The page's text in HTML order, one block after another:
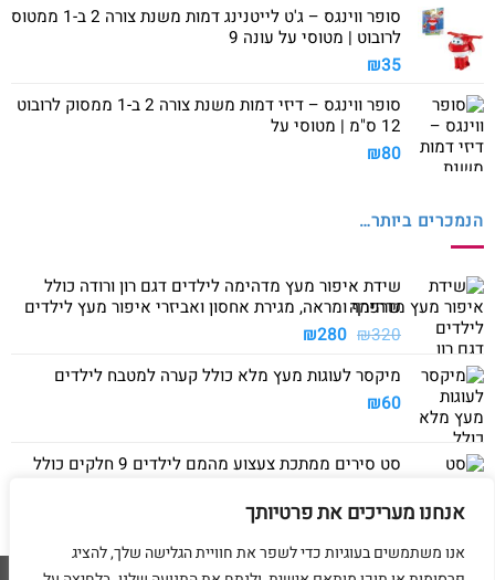
אנחנו מעריכים את פרטיותך
אנו משתמשים בעוגיות כדי לשפר את חוויית הגלישה שלך, להציג
סופר ווינגס – ג'ט לייטנינג דמות משנת צורה 2 ב-1 ממטוס
לרובוט | מטוסי על עונה 9
₪35
סופר ווינגס – דיזי דמות משנת צורה 2 ב-1 ממסוק לרובוט
12 ס"מ | מטוסי על
₪80
הנמכרים ביותר…
שידת איפור מעץ מדהימה לילדים דגם רון ורודה כולל
שרפרף ומראה, מגירת אחסון ואביזרי איפור מעץ לילדים
₪320
המחיר
היה:
₪280 המחיר
הוא:
מיקסר לעוגות מעץ מלא כולל קערה למטבח לילדים
₪60
סט סירים ממתכת צעצוע מהמם לילדים 9 חלקים כולל
₪40